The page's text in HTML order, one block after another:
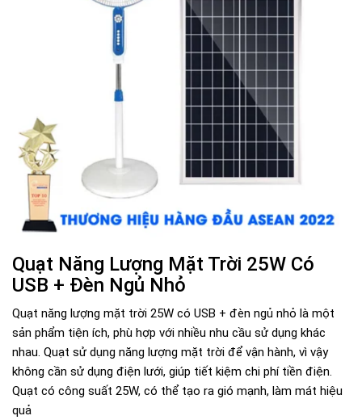
Quạt Năng Lượng Mặt Trời 25W Có
USB + Đèn Ngủ Nhỏ
Quạt năng lượng mặt trời 25W có USB + đèn ngủ nhỏ là một
sản phẩm tiện ích, phù hợp với nhiều nhu cầu sử dụng khác
nhau. Quạt sử dụng năng lượng mặt trời để vận hành, vì vậy
không cần sử dụng điện lưới, giúp tiết kiệm chi phí tiền điện.
Quạt có công suất 25W, có thể tạo ra gió mạnh, làm mát hiệu
quả